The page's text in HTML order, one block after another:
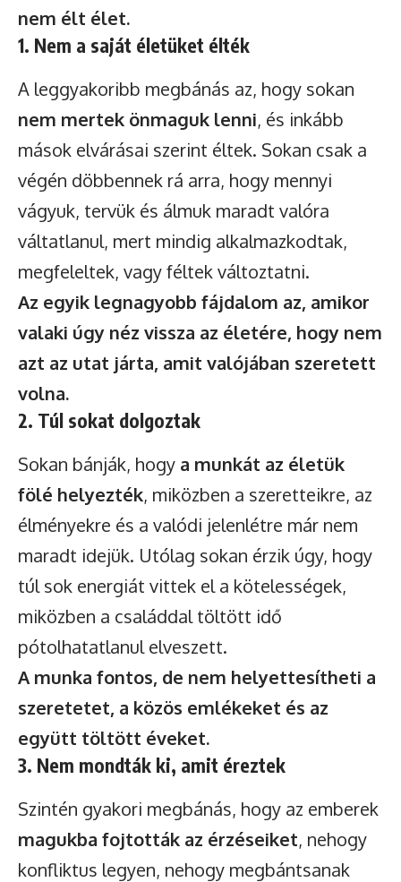
nem élt élet.
1. Nem a saját életüket élték
A leggyakoribb megbánás az, hogy sokan
nem mertek önmaguk lenni, és inkább
mások elvárásai szerint éltek. Sokan csak a
végén döbbennek rá arra, hogy mennyi
vágyuk, tervük és álmuk maradt valóra
váltatlanul, mert mindig alkalmazkodtak,
megfeleltek, vagy féltek változtatni.
Az egyik legnagyobb fájdalom az, amikor
valaki úgy néz vissza az életére, hogy nem
azt az utat járta, amit valójában szeretett
volna.
2. Túl sokat dolgoztak
Sokan bánják, hogy a munkát az életük
fölé helyezték, miközben a szeretteikre, az
élményekre és a valódi jelenlétre már nem
maradt idejük. Utólag sokan érzik úgy, hogy
túl sok energiát vittek el a kötelességek,
miközben a családdal töltött idő
pótolhatatlanul elveszett.
A munka fontos, de nem helyettesítheti a
szeretetet, a közös emlékeket és az
együtt töltött éveket.
3. Nem mondták ki, amit éreztek
Szintén gyakori megbánás, hogy az emberek
magukba fojtották az érzéseiket, nehogy
konfliktus legyen, nehogy megbántsanak